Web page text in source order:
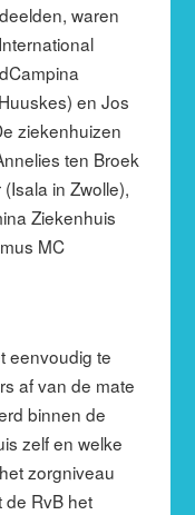
waren
en Jos
ziekenhuizen
ten Broek
in Zwolle),
Ziekenhuis
MC
eenvoudig te
af van de mate
binnen de
zelf en welke
zorgniveau
de RvB het